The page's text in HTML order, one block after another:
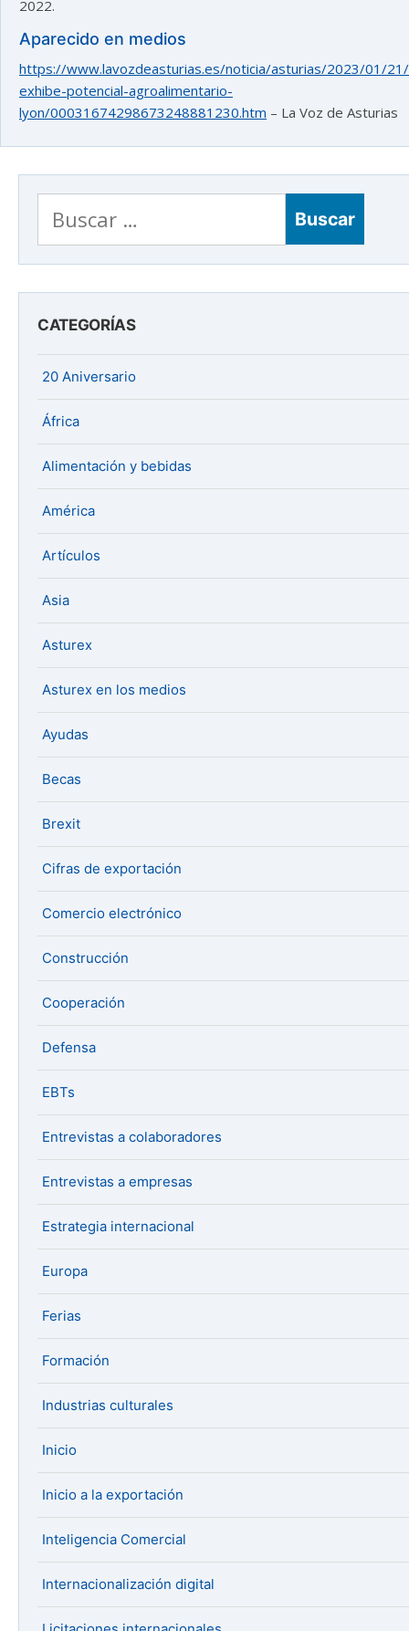
2022.
Aparecido en medios
https://www.lavozdeasturias.es/noticia/asturias/2023/01/
exhibe-potencial-agroalimentario-
lyon/00031674298673248881230.htm – La Voz de Asturias
Buscar:
CATEGORÍAS
20 Aniversario
África
Alimentación y bebidas
América
Artículos
Asia
Asturex
Asturex en los medios
Ayudas
Becas
Brexit
Cifras de exportación
Comercio electrónico
Construcción
Cooperación
Defensa
EBTs
Entrevistas a colaboradores
Entrevistas a empresas
Estrategia internacional
Europa
Ferias
Formación
Industrias culturales
Inicio
Inicio a la exportación
Inteligencia Comercial
Internacionalización digital